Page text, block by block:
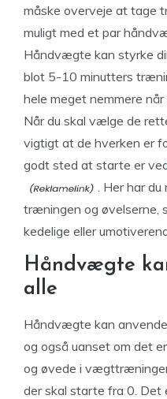
måske overveje at tage
muligt med et par
Håndvægte kan styrke
blot 5-10 minutters
hele meget nemmere
Når du skal vælge de
vigtigt at de hverken er
godt sted at starte er
. Her har
træningen og øvelserne,
kedelige eller
Håndvægte
alle
Håndvægte kan
og også uanset om det
og øvede i
der skal starte fra 0.